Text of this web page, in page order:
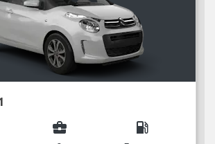
business_center local_gas_station